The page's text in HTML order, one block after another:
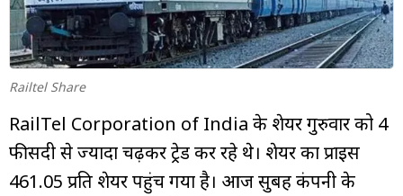
म्यूचुअल
फंड
Railtel Share
RailTel Corporation of India के शेयर गुरुवार को 4
फीसदी से ज्यादा चढ़कर ट्रेड कर रहे थे। शेयर का प्राइस
₹461.05 प्रति शेयर पहुंच गया है। आज सुबह कंपनी के